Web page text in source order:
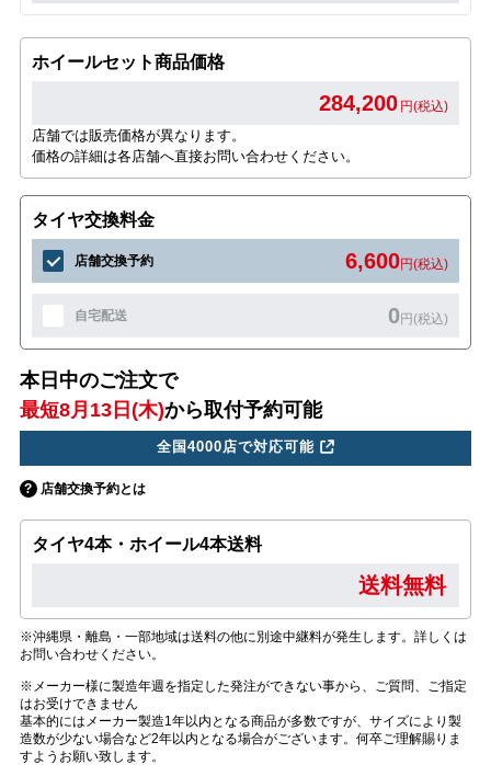
ホイールセット商品価格
284,200 円(税込)
店舗では販売価格が異なります。
価格の詳細は各店舗へ直接お問い合わせください。
タイヤ交換料金
店舗交換予約 6,600円(税込)
自宅配送 0円(税込)
本日中のご注文で
最短8月13日(木)から取付予約可能
全国4000店で対応可能
店舗交換予約とは
タイヤ4本・ホイール4本送料
送料無料
※沖縄県・離島・一部地域は送料の他に別途中継料が発生します。詳しくは
お問い合わせください。
※メーカー様に製造年週を指定した発注ができない事から、ご質問、ご指定
はお受けできません
基本的にはメーカー製造1年以内となる商品が多数ですが、サイズにより製
造数が少ない場合など2年以内となる場合がございます。何卒ご理解賜りま
すようお願い致します。